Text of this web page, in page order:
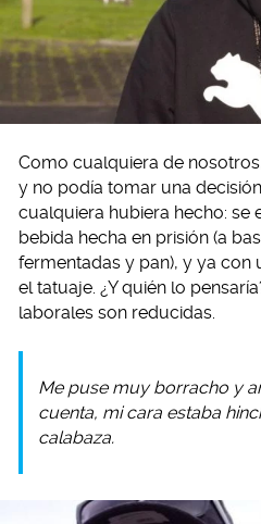
Como cualquiera de
y no podía tomar una
cualquiera hubiera hecho: se
bebida hecha en prisión (a
fermentadas y pan), y ya con
el tatuaje. ¿Y quién lo
laborales son reducidas.
Me puse muy borracho y
cuenta, mi cara estaba
calabaza.